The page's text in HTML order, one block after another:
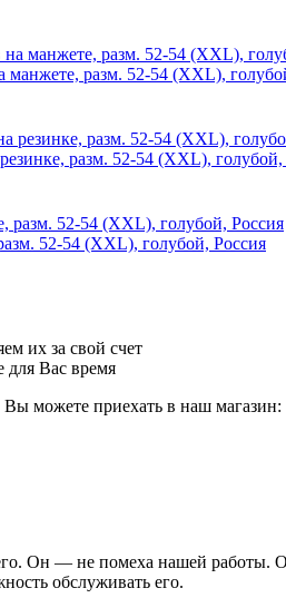
разм. 52-54 (ХXL),
разм. 52-54 (XXL), голубой,
52-54 (XXL), голубой, Россия
их за свой счет
для Вас время
Вы можете приехать в наш магазин:
Он — не помеха нашей работы.
обслуживать его.